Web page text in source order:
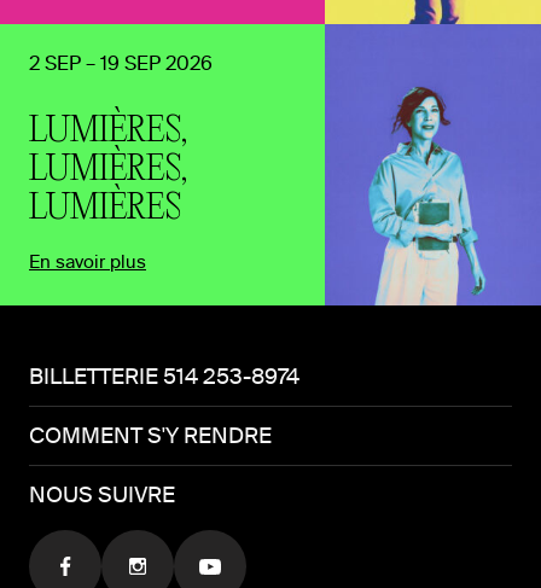
LUMIÈRES,
LUMIÈRES,
LUMIÈRES
2 SEP – 19 SEP 2026
En savoir plus
BILLETTERIE 514 253-8974
COMMENT S'Y RENDRE
NOUS SUIVRE